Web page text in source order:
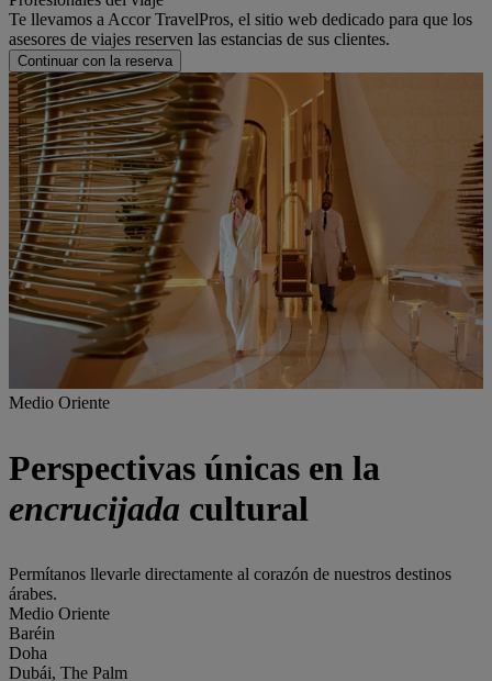
Te llevamos a Accor TravelPros, el sitio web dedicado para que los
asesores de viajes reserven las estancias de sus clientes.
Continuar con la reserva
Medio Oriente
Perspectivas únicas en la
encrucijada cultural
Permítanos llevarle directamente al corazón de nuestros destinos
árabes.
Medio Oriente
Baréin
Doha
Dubái, The Palm